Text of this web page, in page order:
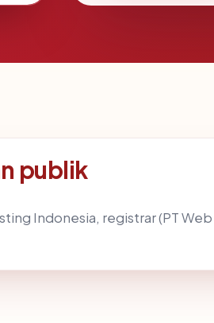
publik
Indonesia, registrar (PT